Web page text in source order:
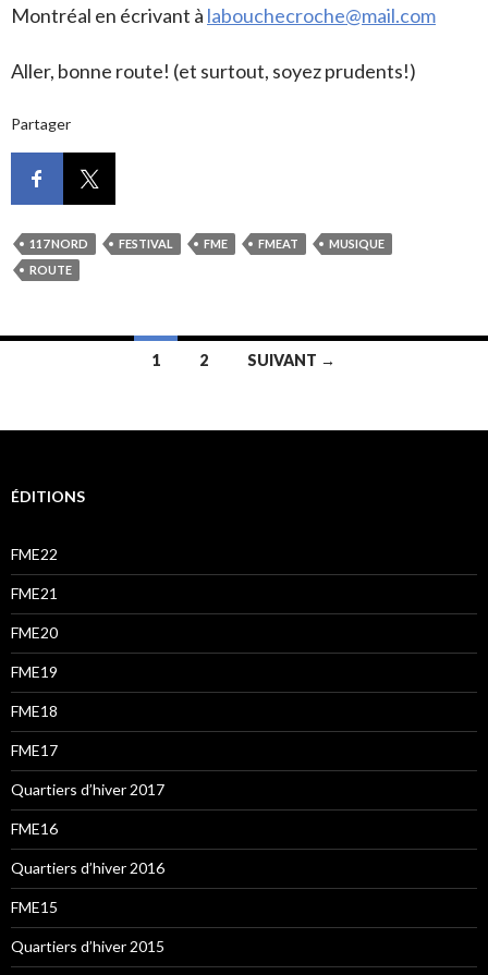
Montréal en écrivant à labouchecroche@mail.com
Aller, bonne route! (et surtout, soyez prudents!)
Partager
117 NORD FESTIVAL FME FMEAT
MUSIQUE
ROUTE
articles
1 2 SUIVANT →
ÉDITIONS
FME22
FME21
FME20
FME19
FME18
FME17
Quartiers d’hiver 2017
FME16
Quartiers d’hiver 2016
FME15
Quartiers d’hiver 2015